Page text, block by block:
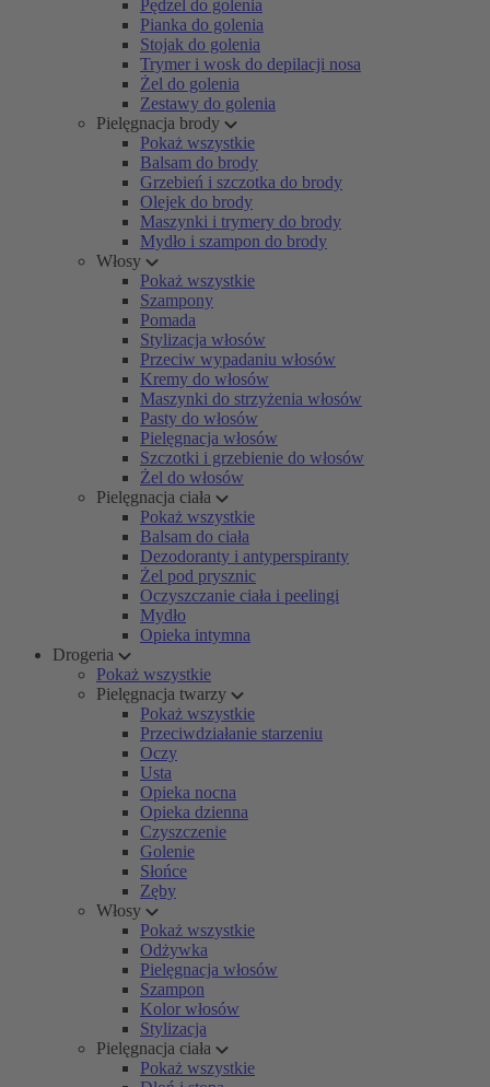
Pędzel do golenia
Pianka do golenia
Stojak do golenia
Trymer i wosk do depilacji nosa
Żel do golenia
Zestawy do golenia
Pielęgnacja brody
Pokaż wszystkie
Balsam do brody
Grzebień i szczotka do brody
Olejek do brody
Maszynki i trymery do brody
Mydło i szampon do brody
Włosy
Pokaż wszystkie
Szampony
Pomada
Stylizacja włosów
Przeciw wypadaniu włosów
Kremy do włosów
Maszynki do strzyżenia włosów
Pasty do włosów
Pielęgnacja włosów
Szczotki i grzebienie do włosów
Żel do włosów
Pielęgnacja ciała
Pokaż wszystkie
Balsam do ciała
Dezodoranty i antyperspiranty
Żel pod prysznic
Oczyszczanie ciała i peelingi
Mydło
Opieka intymna
Drogeria
Pokaż wszystkie
Pielęgnacja twarzy
Pokaż wszystkie
Przeciwdziałanie starzeniu
Oczy
Usta
Opieka nocna
Opieka dzienna
Czyszczenie
Golenie
Słońce
Zęby
Włosy
Pokaż wszystkie
Odżywka
Pielęgnacja włosów
Szampon
Kolor włosów
Stylizacja
Pielęgnacja ciała
Pokaż wszystkie